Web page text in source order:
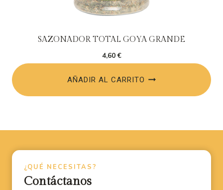
SAZONADOR TOTAL GOYA GRANDE
4,60€
AÑADIR AL CARRITO
¿QUÉ NECESITAS?
Contáctanos